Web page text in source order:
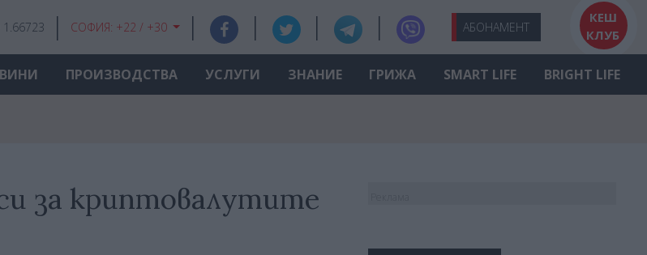
1.66723 СОФИЯ: +22 / +30 АБОНАМЕНТ
КЕШ
КЛУБ
ПРОИЗВОДСТВА УСЛУГИ ЗНАНИЕ ГРИЖА SMART LIFE BRIGHT LIFE
за криптовалутите